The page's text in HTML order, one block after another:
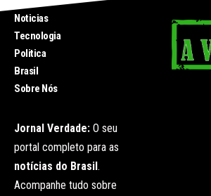
Noticias
Tecnologia
Politica
Brasil
Sobre Nós
Jornal Verdade: O seu
portal completo para as
notícias do Brasil.
Acompanhe tudo sobre